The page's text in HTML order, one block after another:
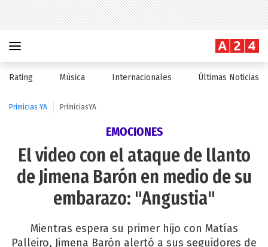
Rating Música Internacionales Últimas Noticias
Primicias YA PrimiciasYA
EMOCIONES
El video con el ataque de llanto
de Jimena Barón en medio de su
embarazo: "Angustia"
Mientras espera su primer hijo con Matías
Palleiro, Jimena Barón alertó a sus seguidores de